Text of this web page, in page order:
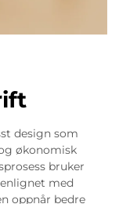
design som
økonomisk
bruker
med
oppnår bedre